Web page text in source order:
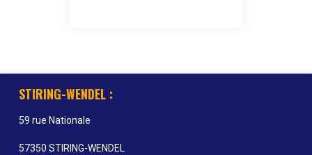
STIRING-WENDEL :
59 rue Nationale
57350 STIRING-WENDEL